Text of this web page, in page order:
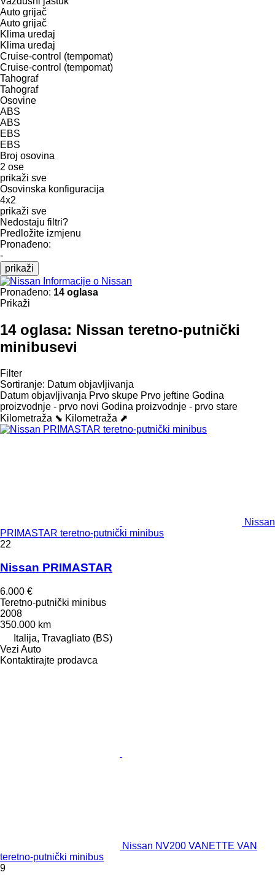
Auto grijač
Auto grijač
Klima uređaj
Klima uređaj
Cruise-control (tempomat)
Cruise-control (tempomat)
Tahograf
Tahograf
Osovine
ABS
ABS
EBS
EBS
Broj osovina
2 ose
prikaži sve
Osovinska konfiguracija
4x2
prikaži sve
Nedostaju filtri?
Predložite izmjenu
Pronađeno:
-
prikaži
Informacije o Nissan
Pronađeno: 14 oglasa
Prikaži
14 oglasa: Nissan teretno-putnički
minibusevi
Filter
Sortiranje: Datum objavljivanja
Datum objavljivanja Prvo skupe Prvo jeftine Godina
proizvodnje - prvo novi Godina proizvodnje - prvo stare
Kilometraža ⬊ Kilometraža ⬈
Nissan
PRIMASTAR teretno-putnički minibus
22
Nissan PRIMASTAR
6.000 €
Teretno-putnički minibus
2008
350.000 km
Italija, Travagliato (BS)
Vezi Auto
Kontaktirajte prodavca
Nissan NV200 VANETTE VAN
teretno-putnički minibus
9